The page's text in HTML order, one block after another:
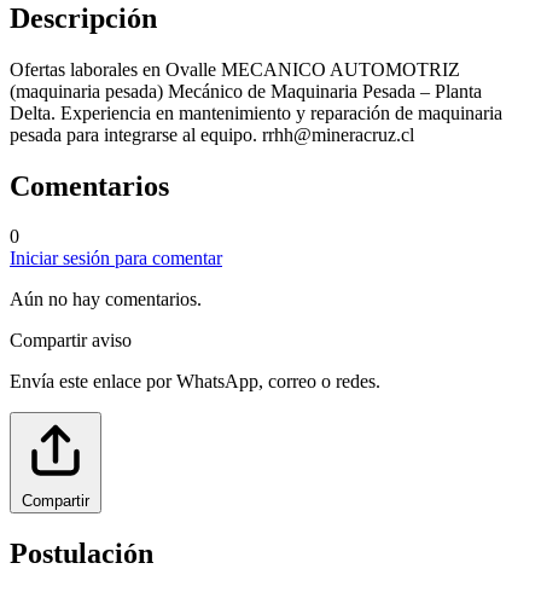
Descripción
Ofertas laborales en Ovalle MECANICO AUTOMOTRIZ
(maquinaria pesada) Mecánico de Maquinaria Pesada – Planta
Delta. Experiencia en mantenimiento y reparación de maquinaria
pesada para integrarse al equipo. rrhh@mineracruz.cl
Comentarios
0
Iniciar sesión para comentar
Aún no hay comentarios.
Compartir aviso
Envía este enlace por WhatsApp, correo o redes.
Compartir
Postulación